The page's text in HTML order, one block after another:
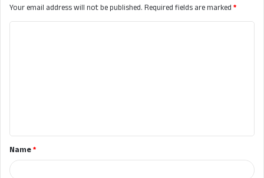
Your email address will not be published.Required fields are marked*
t
*Name*